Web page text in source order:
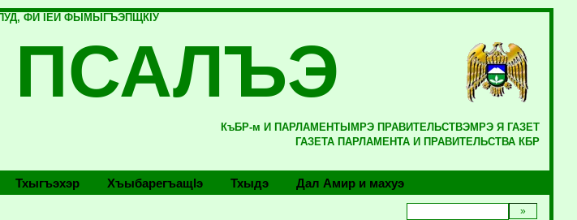
ФИ IЕЙ ФЫМЫГЪЭПЩКIУ
КъБР-м И ПАРЛАМЕНТЫМРЭ ПРАВИТЕЛЬСТВЭМРЭ Я ГАЗЕТ
ГАЗЕТА ПАРЛАМЕНТА И ПРАВИТЕЛЬСТВА КБР
Тхыгъэхэр Хъыбарегъащlэ Тхыдэ Дал Амир и махуэ